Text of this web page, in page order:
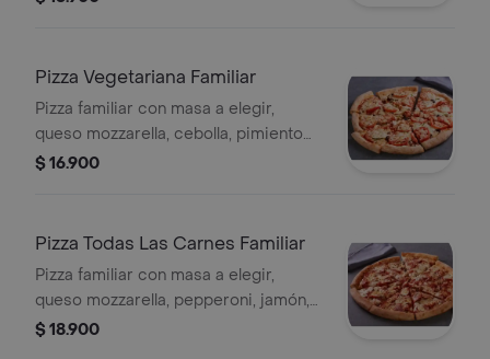
Pizza Vegetariana Familiar
Pizza familiar con masa a elegir,
queso mozzarella, cebolla, pimiento
verde, tomate, aceitunas negras y
$ 16.900
Pizza Todas Las Carnes Familiar
Pizza familiar con masa a elegir,
queso mozzarella, pepperoni, jamón,
tocino y salchicha italiana.
$ 18.900